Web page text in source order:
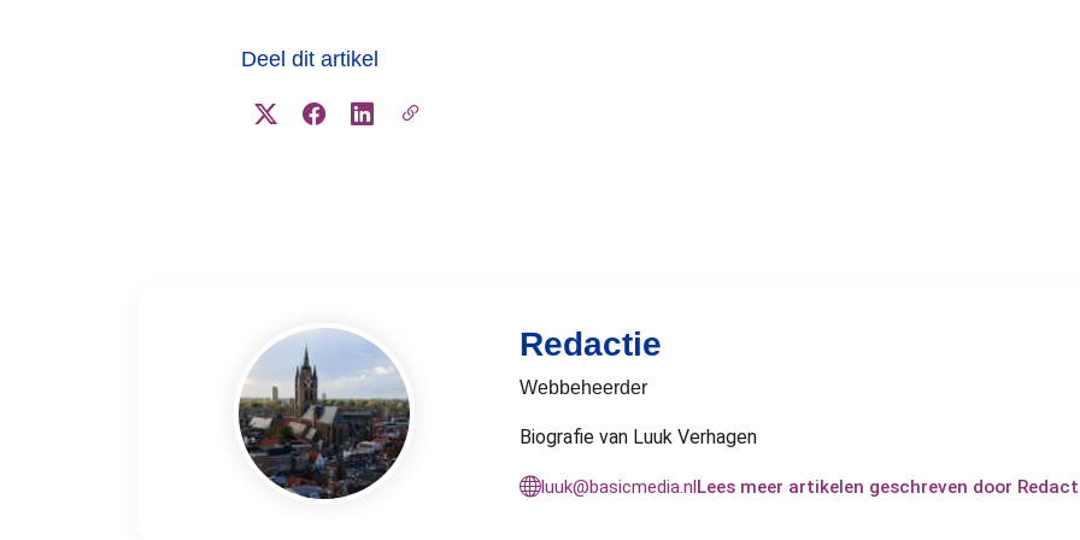
Deel dit artikel
Redactie
Webbeheerder
Biografie van Luuk Verhagen
luuk@basicmedia.nlLees meer artikelen geschreven door